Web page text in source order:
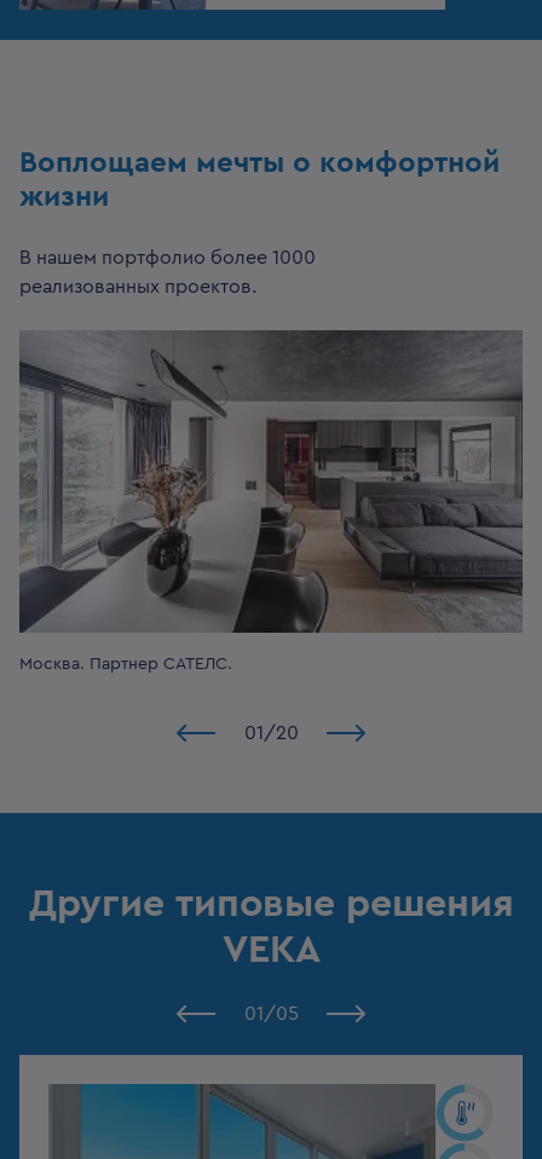
Воплощаем мечты о комфортной
жизни
В нашем портфолио более 1000
реализованных проектов.
01 /20
Москва. Партнер САТЕЛС.
Другие типовые решения
VEKA
01 /05